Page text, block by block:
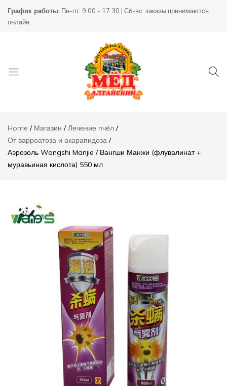
График работы: Пн-пт: 9:00 - 17:30 | Сб-вс: заказы принимаются
онлайн
пчеловодства
Home
Магазин
Лечение пчёл
От варроатоза и акарапидоза
Аэрозоль Wangshi Manjie / Вангши Манжи (флувалинат +
муравьиная кислота) 550 мл
Аэрозоль
Wangshi
муравьиная
кислота) 550